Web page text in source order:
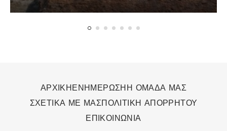
ΑΡΧΙΚΗΕΝΗΜΕΡΩΣΗΗ ΟΜΑΔΑ ΜΑΣ
ΣΧΕΤΙΚΑ ΜΕ ΜΑΣΠΟΛΙΤΙΚΗ ΑΠΟΡΡΗΤΟΥ
ΕΠΙΚΟΙΝΩΝΙΑ